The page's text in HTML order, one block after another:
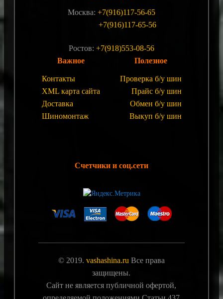
Москва: +7(916)117-56-65
+7(916)117-65-56
Ростов: +7(918)553-08-56
Важное
Контакты
XML карта сайта
Доставка
Шиномонтаж
Полезное
Проверка б/у шин
Прайс б/у шин
Обмен б/у шин
Выкуп б/у шин
Счетчики и соц.сети
© 2019. vashashina.ru Все права
защищены.
Сайт не является публичной офертой,